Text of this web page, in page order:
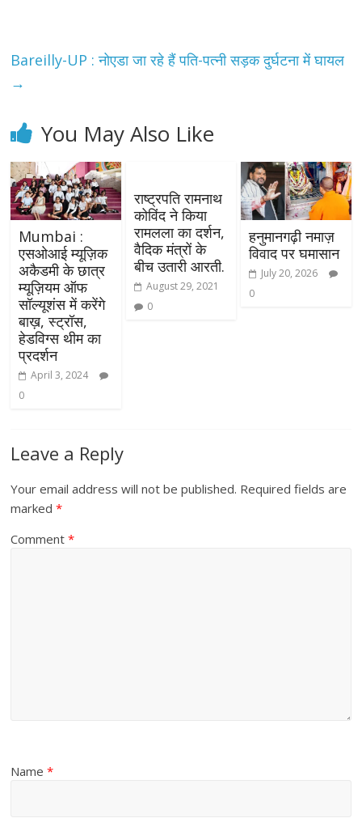
Bareilly-UP : नोएडा जा रहे हैं पति-पत्नी सड़क दुर्घटना में घायल
→
You May Also Like
Mumbai :
एसओआई म्यूज़िक
अकैडमी के छात्र
म्यूज़ियम ऑफ
सॉल्यूशंस में करेंगे
बाख़, स्ट्रॉस,
हेडविग्स थीम का
प्रदर्शन
April 3, 2024
0
राष्ट्रपति रामनाथ
कोविंद ने किया
रामलला का दर्शन,
वैदिक मंत्रों के
बीच उतारी आरती.
August 29, 2021
0
हनुमानगढ़ी नमाज़
विवाद पर घमासान
July 20, 2026
0
Leave a Reply
Your email address will not be published. Required fields are
marked*
Comment*
Name*